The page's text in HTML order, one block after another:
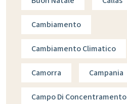
Cambiamento
Cambiamento Climatico
Camorra Campania
Campo Di Concentramento